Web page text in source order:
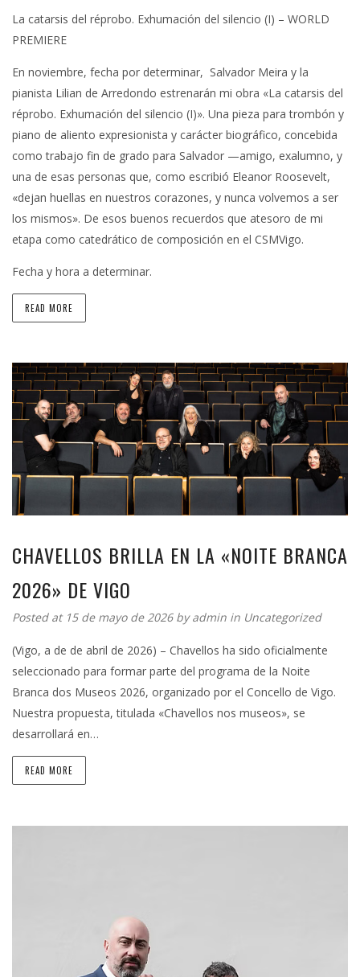
La catarsis del réprobo. Exhumación del silencio (I) – WORLD
PREMIERE
En noviembre, fecha por determinar, Salvador Meira y la
pianista Lilian de Arredondo estrenarán mi obra «La catarsis del
réprobo. Exhumación del silencio (I)». Una pieza para trombón y
piano de aliento expresionista y carácter biográfico, concebida
como trabajo fin de grado para Salvador —amigo, exalumno, y
una de esas personas que, como escribió Eleanor Roosevelt,
«dejan huellas en nuestros corazones, y nunca volvemos a ser
los mismos». De esos buenos recuerdos que atesoro de mi
etapa como catedrático de composición en el CSMVigo.
Fecha y hora a determinar.
READ MORE
CHAVELLOS BRILLA EN LA «NOITE BRANCA
2026» DE VIGO
Posted at 15 de mayo de 2026 byadmin in Uncategorized
(Vigo, a de de abril de 2026) – Chavellos ha sido oficialmente
seleccionado para formar parte del programa de la Noite
Branca dos Museos 2026, organizado por el Concello de Vigo.
Nuestra propuesta, titulada «Chavellos nos museos», se
desarrollará en…
READ MORE